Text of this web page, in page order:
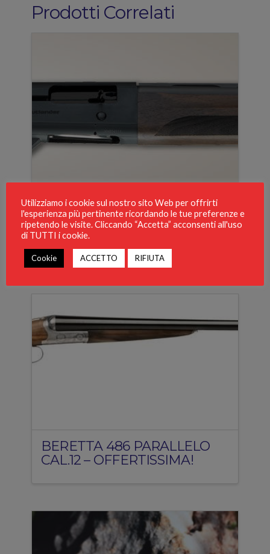
Prodotti Correlati
BERETTA A300 OUTLANDER
BERETTA 486 PARALLELO
CAL.12 – OFFERTISSIMA!
Utilizziamo i cookie sul nostro sito Web per offrirti
l'esperienza più pertinente ricordando le tue preferenze e
ripetendo le visite. Cliccando “Accetta” acconsenti all'uso
di TUTTI i cookie.
Cookie ACCETTO RIFIUTA